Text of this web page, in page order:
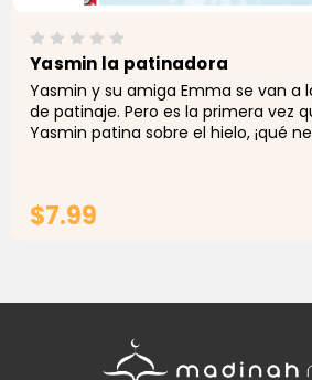
Yasmin la patinadora
Yasmin y su amiga Emma se van a
de patinaje. Pero es la primera vez
Yasmin patina sobre el hielo, ¡qué
$7.99